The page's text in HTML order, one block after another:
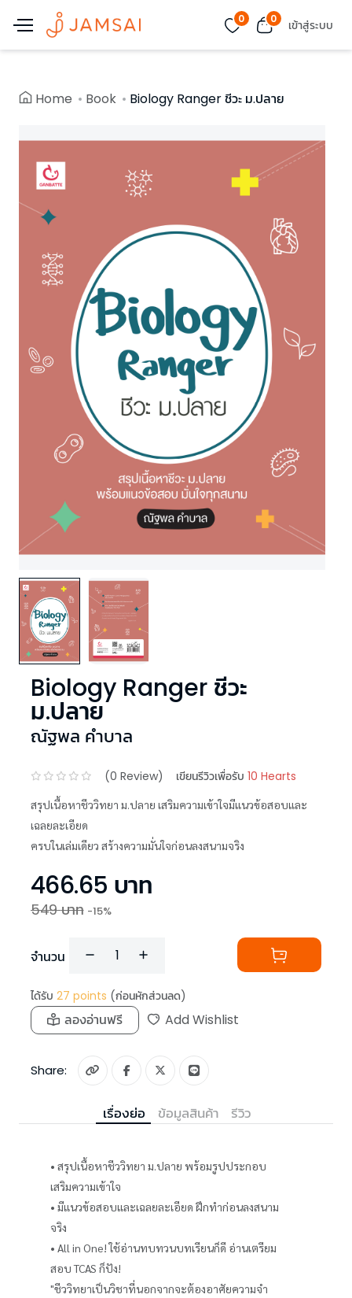
0 0 เข้าสู่ระบบ
Home Book Biology Ranger ชีวะ ม.ปลาย
Biology Ranger ชีวะ
ม.ปลาย
ณัฐพล คำบาล
(0 Review) เขียนรีวิวเพื่อรับ 10 Hearts
สรุปเนื้อหาชีววิทยา ม.ปลาย เสริมความเข้าใจมีแนวข้อสอบและ
เฉลยละเอียด
ครบในเล่มเดียว สร้างความมั่นใจก่อนลงสนามจริง
466.65 บาท
549บาท -15%
จำนวน
ได้รับ 27 points (ก่อนหักส่วนลด)
ลองอ่านฟรี Add Wishlist
Share:
เรื่องย่อ ข้อมูลสินค้า รีวิว
• สรุปเนื้อหาชีววิทยา ม.ปลาย พร้อมรูปประกอบ
เสริมความเข้าใจ
• มีแนวข้อสอบและเฉลยละเอียด ฝึกทำก่อนลงสนาม
จริง
• All in One! ใช้อ่านทบทวนบทเรียนก็ดี อ่านเตรียม
สอบ TCAS ก็ปัง!
"ชีววิทยาเป็นวิชาที่นอกจากจะต้องอาศัยความจำ